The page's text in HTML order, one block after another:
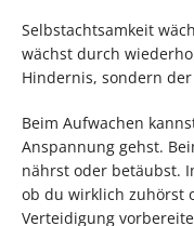
Selbstachtsamkeit
wächst durch
Hindernis, sondern
Beim Aufwachen
Anspannung gehst.
nährst oder betäubst.
ob du wirklich zuhörst
Verteidigung